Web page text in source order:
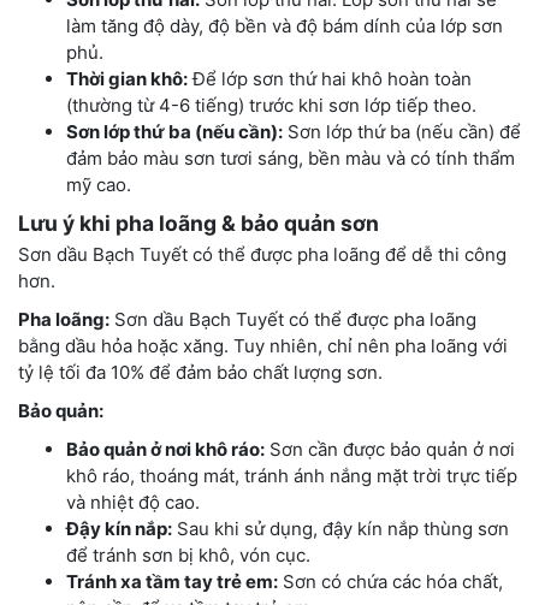
làm tăng độ dày, độ bền và độ bám dính của lớp sơn
phủ.
Thời gian khô:Để lớp sơn thứ hai khô hoàn toàn
(thường từ 4-6 tiếng) trước khi sơn lớp tiếp theo.
Sơn lớp thứ ba (nếu cần): Sơn lớp thứ ba (nếu cần) để
đảm bảo màu sơn tươi sáng, bền màu và có tính thẩm
mỹ cao.
Lưu ý khi pha loãng & bảo quản sơn
Sơn dầu Bạch Tuyết có thể được pha loãng để dễ thi công
hơn.
Pha loãng: Sơn dầu Bạch Tuyết có thể được pha loãng
bằng dầu hỏa hoặc xăng. Tuy nhiên, chỉ nên pha loãng với
tỷ lệ tối đa 10% để đảm bảo chất lượng sơn.
Bảo quản:
Bảo quản ở nơi khô ráo: Sơn cần được bảo quản ở nơi
khô ráo, thoáng mát, tránh ánh nắng mặt trời trực tiếp
và nhiệt độ cao.
Đậy kín nắp: Sau khi sử dụng, đậy kín nắp thùng sơn
để tránh sơn bị khô, vón cục.
Tránh xa tầm tay trẻ em: Sơn có chứa các hóa chất,